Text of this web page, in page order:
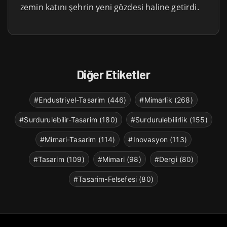
zemin katını şehrin yeni gözdesi haline getirdi.
Diğer Etiketler
#Endustriyel-Tasarim (446) #Mimarlik (268)
#Surdurulebilir-Tasarim (180) #Surdurulebilirlik (155)
#Mimari-Tasarim (114) #Inovasyon (113)
#Tasarim (109) #Mimari (98) #Dergi (80)
#Tasarim-Felsefesi (80)